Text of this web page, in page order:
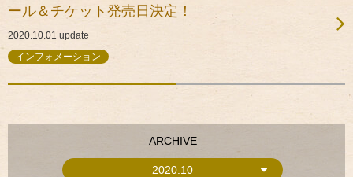
ール＆チケット発売日決定！
2020.10.01 update
インフォメーション
ARCHIVE
2020.10